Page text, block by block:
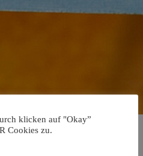
klicken auf "Okay”
Cookies zu.